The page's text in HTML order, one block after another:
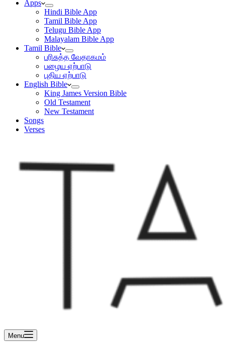
Apps
Hindi Bible App
Tamil Bible App
Telugu Bible App
Malayalam Bible App
Tamil Bible
பரிசுத்த வேதாகமம்
பழைய ஏற்பாடு
புதிய ஏற்பாடு
English Bible
King James Version Bible
Old Testament
New Testament
Songs
Verses
Menu